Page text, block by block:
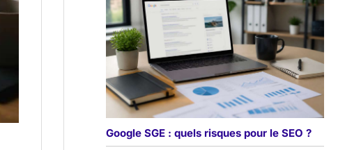
Google SGE : quels risques pour le SEO ?